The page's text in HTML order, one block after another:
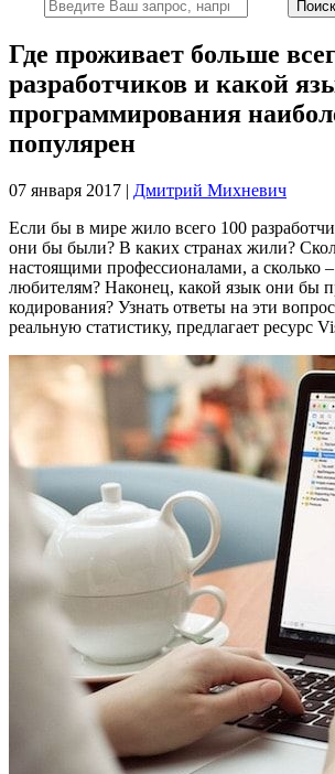
Где проживает больше
разработчиков и какой
программирования
популярен
07 января 2017 | Дмитрий Михневич
Если бы в мире жило всего 100
они бы были? В каких странах жили?
настоящими профессионалами, а сколько
любителям? Наконец, какой язык они бы
кодирования? Узнать ответы на эти
реальную статистику, предлагает ресурс